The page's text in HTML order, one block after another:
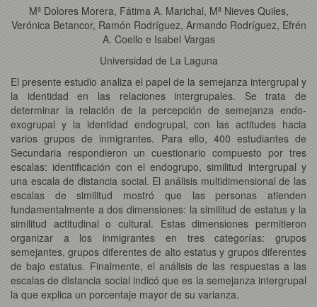
Mª Dolores Morera, Fátima A. Marichal, Mª Nieves Quiles,
Verónica Betancor, Ramón Rodríguez, Armando Rodríguez, Efrén
A. Coello e Isabel Vargas
Universidad de La Laguna
El presente estudio analiza el papel de la semejanza intergrupal y
la identidad en las relaciones intergrupales. Se trata de
determinar la relación de la percepción de semejanza endo-
exogrupal y la identidad endogrupal, con las actitudes hacia
varios grupos de inmigrantes. Para ello, 400 estudiantes de
Secundaria respondieron un cuestionario compuesto por tres
escalas: identificación con el endogrupo, similitud intergrupal y
una escala de distancia social. El análisis multidimensional de las
escalas de similitud mostró que las personas atienden
fundamentalmente a dos dimensiones: la similitud de estatus y la
similitud actitudinal o cultural. Estas dimensiones permitieron
organizar a los inmigrantes en tres categorías: grupos
semejantes, grupos diferentes de alto estatus y grupos diferentes
de bajo estatus. Finalmente, el análisis de las respuestas a las
escalas de distancia social indicó que es la semejanza intergrupal
la que explica un porcentaje mayor de su varianza.